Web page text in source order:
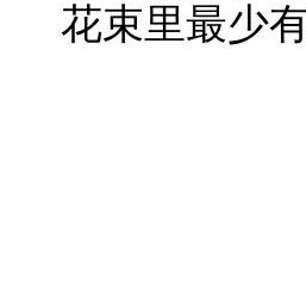
花束里最少